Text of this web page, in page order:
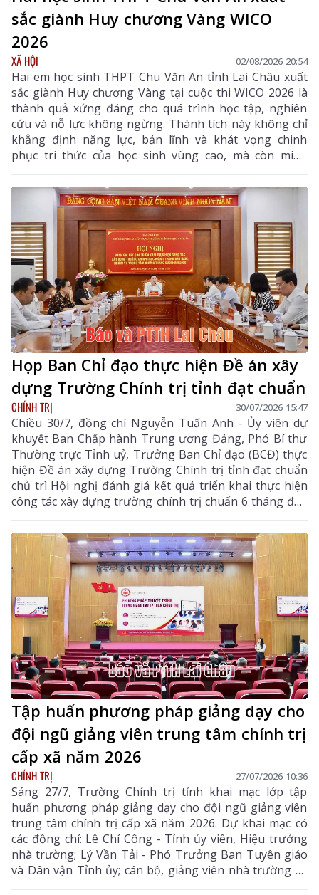
sắc giành Huy chương Vàng WICO
2026
XÃ HỘI 02/08/2026 20:54
Hai em học sinh THPT Chu Văn An tỉnh Lai Châu xuất
sắc giành Huy chương Vàng tại cuộc thi WICO 2026 là
thành quả xứng đáng cho quá trình học tập, nghiên
cứu và nỗ lực không ngừng. Thành tích này không chỉ
khẳng định năng lực, bản lĩnh và khát vọng chinh
phục tri thức của học sinh vùng cao, mà còn minh
chứng rằng với ý chí và sự quyết tâm, các em hoàn
toàn có thể vượt qua mọi ranh giới trong nước để
vươn ra đấu trường quốc tế. Đây là niềm tự hào của
ngành giáo dục Lai Châu, đồng thời là nguồn cảm
hứng, động lực để thế hệ học sinh tiếp tục nuôi dưỡng
ước mơ, không ngừng sáng tạo và hội nhập với thế
giới.
Họp Ban Chỉ đạo thực hiện Đề án xây
dựng Trường Chính trị tỉnh đạt chuẩn
CHÍNH TRỊ 30/07/2026 15:47
Chiều 30/7, đồng chí Nguyễn Tuấn Anh - Ủy viên dự
khuyết Ban Chấp hành Trung ương Đảng, Phó Bí thư
Thường trực Tỉnh uỷ, Trưởng Ban Chỉ đạo (BCĐ) thực
hiện Đề án xây dựng Trường Chính trị tỉnh đạt chuẩn
chủ trì Hội nghị đánh giá kết quả triển khai thực hiện
công tác xây dựng trường chính trị chuẩn 6 tháng đầu
năm, nhiệm vụ trọng tâm những tháng cuối năm 2026.
Tập huấn phương pháp giảng dạy cho
đội ngũ giảng viên trung tâm chính trị
cấp xã năm 2026
CHÍNH TRỊ 27/07/2026 10:36
Sáng 27/7, Trường Chính trị tỉnh khai mạc lớp tập
huấn phương pháp giảng dạy cho đội ngũ giảng viên
trung tâm chính trị cấp xã năm 2026. Dự khai mạc có
các đồng chí: Lê Chí Công - Tỉnh ủy viên, Hiệu trưởng
nhà trường; Lý Vần Tải - Phó Trưởng Ban Tuyên giáo
và Dân vận Tỉnh ủy; cán bộ, giảng viên nhà trường và
46 học viên tham lớp tập huấn.